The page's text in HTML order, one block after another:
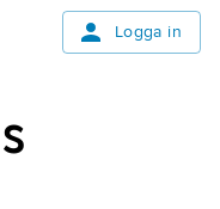
Logga in